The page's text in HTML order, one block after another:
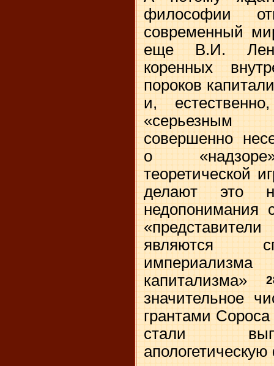
философии
современный
еще В.И.
коренных
пороков
и,
«серьезным
совершенно
о
теоретической
делают это
недопонимания
являются
капитализма»
значительное
грантами Сороса
стали